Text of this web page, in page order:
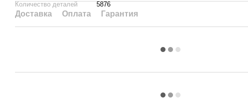
Количество деталей
5876
Доставка Оплата Гарантия